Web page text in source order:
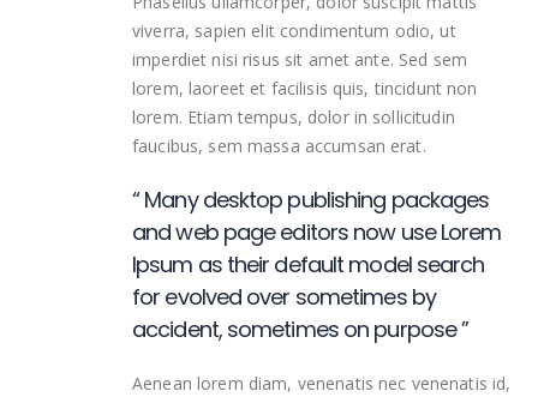
viverra, sapien elit condimentum odio, ut
imperdiet nisi risus sit amet ante. Sed sem
lorem, laoreet et facilisis quis, tincidunt non
lorem. Etiam tempus, dolor in sollicitudin
faucibus, sem massa accumsan erat.
“ Many desktop publishing packages
and web page editors now use Lorem
Ipsum as their default model search
for evolved over sometimes by
accident, sometimes on purpose ”
Aenean lorem diam, venenatis nec venenatis id,